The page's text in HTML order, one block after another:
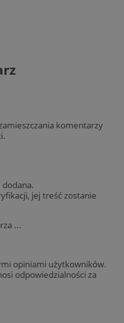
komentarzy
dodana.
jej treść zostanie
...
opiniami użytkowników.
odpowiedzialności za